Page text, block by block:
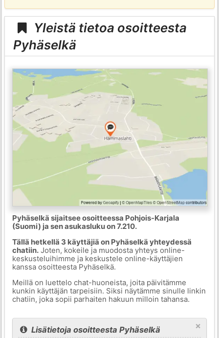
Yleistä tietoa osoitteesta
Pyhäselkä
Pyhäselkä sijaitsee osoitteessa Pohjois-Karjala
(Suomi) ja sen asukasluku on 7.210.
Tällä hetkellä 3 käyttäjiä on Pyhäselkä yhteydessä
chatiin.Joten, kokeile ja muodosta yhteys online-
keskusteluihimme ja keskustele online-käyttäjien
kanssa osoitteesta Pyhäselkä.
Meillä on luettelo chat-huoneista, joita päivitämme
kunkin käyttäjän tarpeisiin. Siksi näytämme sinulle linkin
chatiin, joka sopii parhaiten hakuun milloin tahansa.
×
Lisätietoja osoitteesta Pyhäselkä